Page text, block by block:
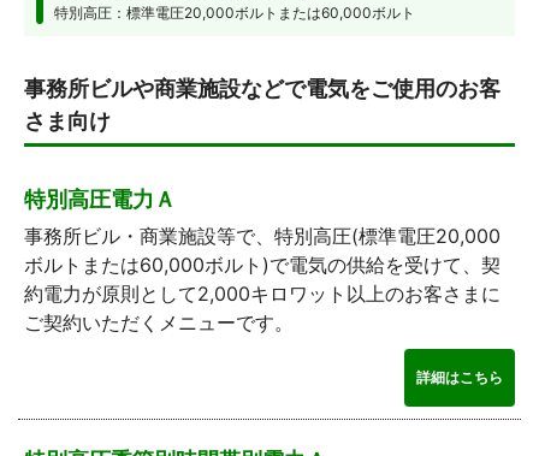
特別高圧：標準電圧20,000ボルトまたは60,000ボルト
事務所ビルや商業施設などで電気をご使用のお客
さま向け
特別高圧電力Ａ
事務所ビル・商業施設等で、特別高圧(標準電圧20,000
ボルトまたは60,000ボルト)で電気の供給を受けて、契
約電力が原則として2,000キロワット以上のお客さまに
ご契約いただくメニューです。
詳細はこちら